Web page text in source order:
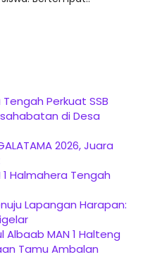
Perkuat SSB
di Desa
2026, Juara
1 Halmahera Tengah
Lapangan Harapan:
Albaab MAN 1 Halteng
Tamu Ambalan